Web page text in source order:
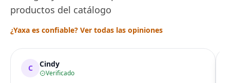
productos del catálogo
¿Yaxa es confiable? Ver todas las opiniones
C Cindy
Verificado